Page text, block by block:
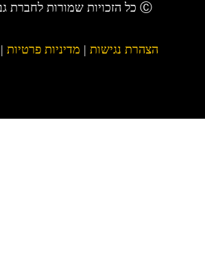
Ⓒ כל הזכויות שמורות לחברת גבס עכשיו.
הצהרת נגישות| מדיניות פרטיות|